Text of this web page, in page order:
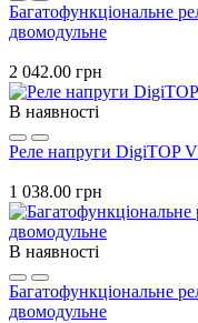
Багатофункціональне
двомодульне
2 042.00 грн
В наявності
Реле напруги DigiTOP
1 038.00 грн
В наявності
Багатофункціональне
двомодульне